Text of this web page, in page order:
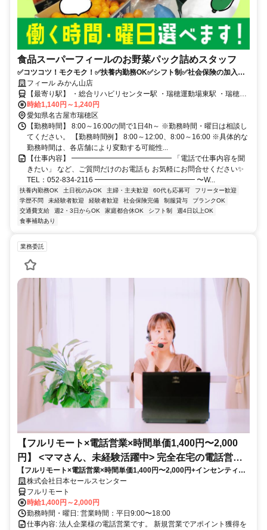
食品スーパーフィールのお野菜パック詰めスタッフ
✅コツコツ！モクモク！✅扶養内勤務OK✅シフト制✅社会保険の加入も
できます！
フィール みかん山店
【最寄り駅】 ・総合リハビリセンター駅 ・瑞穂運動場東駅 ・瑞穂区
役所駅
時給1,140円～1,240円
愛知県名古屋市瑞穂区
【勤務時間】 8:00～16:00の間で1日4h～ ※勤務時間・曜日は相談し
てください。 【勤務時間例】 8:00～12:00、8:00～16:00 ※具体的な
勤務時間は、各店舗により変動する可能性...
【仕事内容】 ━━━━━━━━━━━━━━ 「電話で仕事内容を聞
きたい」 など、ご質問だけのお電話も お気軽にお問合せください✨
TEL：052-834-2116 ━━━━━━━━━━━━━━ 〜W...
扶養内勤務OK 土日祝のみOK 主婦・主夫歓迎 60代も応募可
フリーター歓迎
学歴不問
未経験者歓迎 経験者歓迎 社会保険完備 制服貸与
ブランクOK
交通費支給
週2・3日からOK 家庭都合休OK シフト制
週4日以上OK
食事補助あり
業務委託
【フルリモート×電話営業×時間単価1,400円〜2,000
円】 <ママさん、未経験活躍中> 完全在宅の電話営業
で家庭と仕事の両立を実現
【フルリモート×電話営業×時間単価1,400円〜2,000円+インセンティブ
あり】 ＜ママさん、未経験活躍中＞ 完全在宅の電話営業で家庭と仕事の
両立を実現
株式会社日本セールスセンター
フルリモート
時給1,400円～2,000円
勤務時間・曜日: 営業時間：平日9:00〜18:00
仕事内容: 法人企業様の電話営業です。 新規営業でアポイント獲得を